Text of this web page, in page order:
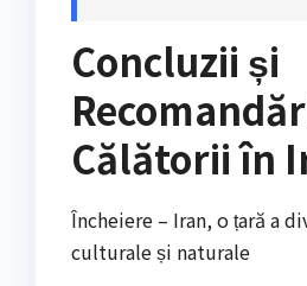
Concluzii și
Călătorii în
Încheiere – Iran, o țară a
culturale și naturale